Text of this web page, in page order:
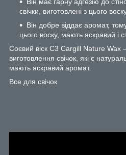
свічки, виготовлені з цього
Він добре віддає аромат,
цього воску, мають яскравий і
Соєвий віск С3 Cargill Nature
виготовлення свічок, які є
мають яскравий аромат.
Все для свічок